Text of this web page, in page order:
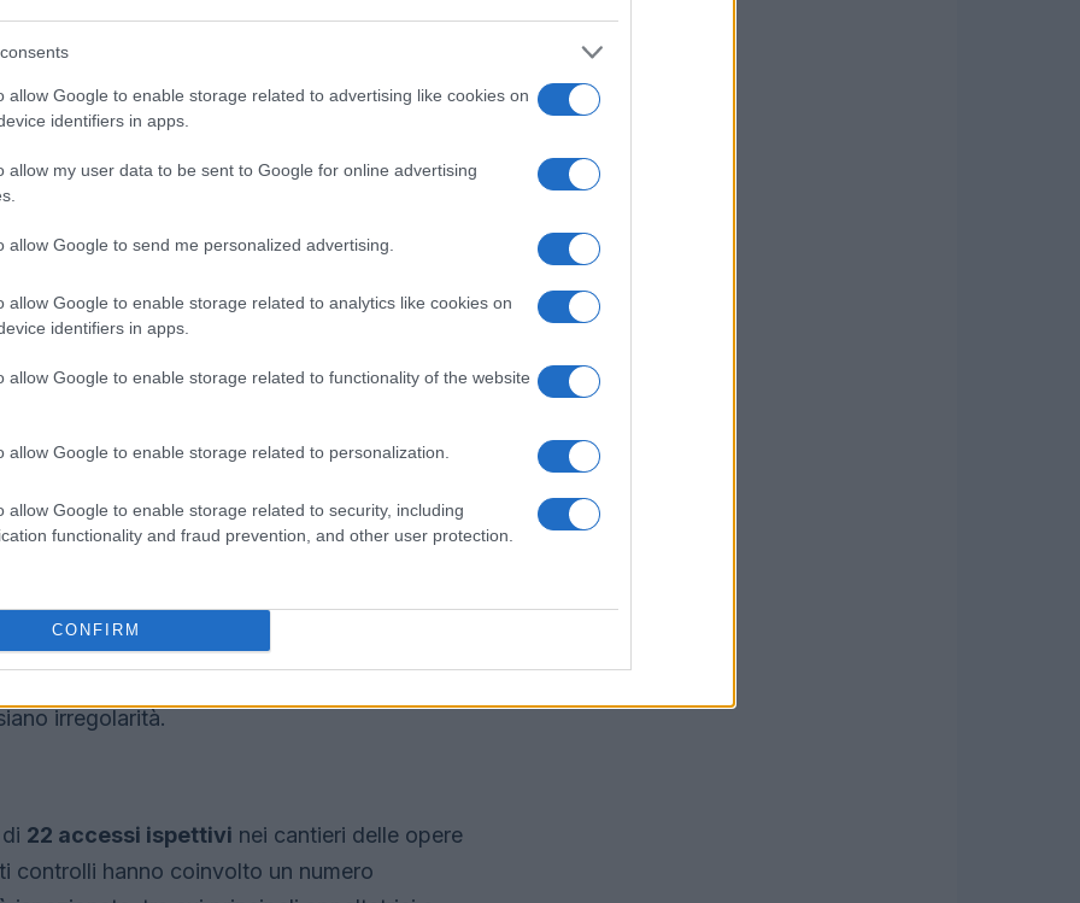
allow Google to enable storage related to advertising like cookies on
identifiers in apps.
allow my user data to be sent to Google for online advertising
allow Google to send me personalized advertising.
allow Google to enable storage related to analytics like cookies on
identifiers in apps.
allow Google to enable storage related to functionality of the website
allow Google to enable storage related to personalization.
allow Google to enable storage related to security, including
functionality and fraud prevention, and other user protection.
CONFIRM
le autorità sono particolarmente vigili nel
della
un ruolo centrale nella
per il buon esito delle opere olimpiche.
Polizia, dell’Ispettorato Territoriale del
alle Opere Pubbliche. Questo team è
assicurando che tutte le imprese
irregolarità.
22 accessi ispettivi nei cantieri delle opere
controlli hanno coinvolto un numero